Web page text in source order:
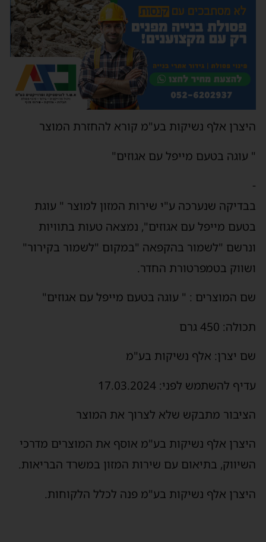
היצרן אלף נשיקות בע"מ קורא להחזרת המוצר
" עוגה בטעם מייפל עם אגוזים"
-
בבדיקה שנערכה ע"י שירות המזון למוצר " עוגת
בטעם מייפל עם אגוזים", נמצאה טעות בתוויות
ונרשם "לשמור בהקפאה "במקום "לשמור בקירור"
ושווק בטמפרטורת החדר.
שם המוצרים : " עוגה בטעם מייפל עם אגוזים"
תכולה: 450 גרם
שם יצרן: אלף נשיקות בע"מ
עדיף להשתמש לפני: 17.03.2024
הציבור מתבקש שלא לצרוך את המוצר
היצרן אלף נשיקות בע"מ אוסף את המוצרים מדרכי
השיווק, בתיאום עם שירות המזון במשרד הבריאות.
היצרן אלף נשיקות בע"מ פנה לכלל הלקוחות.